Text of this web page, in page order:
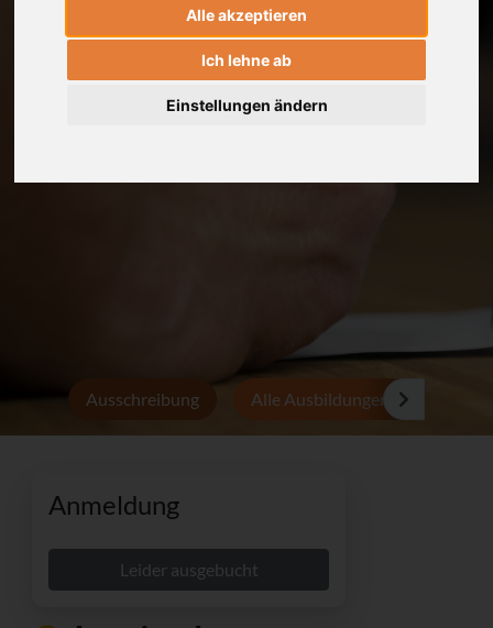
Alle akzeptieren
Ich lehne ab
Einstellungen ändern
Ausschreibung Alle Ausbildungen
Anmeldung
Leider ausgebucht